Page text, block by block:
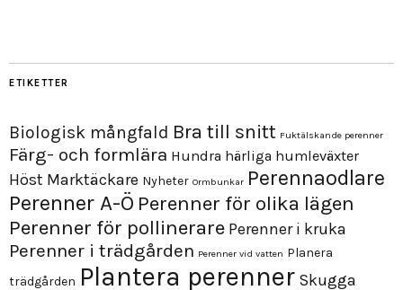
ETIKETTER
Biologisk mångfald Bra till snitt Fuktälskande perenner
Färg- och formlära Hundra härliga humleväxter
Höst Marktäckare Nyheter Ormbunkar Perennaodlare
Perenner A-Ö Perenner för olika lägen
Perenner för pollinerare Perenner i kruka
Perenner i trädgården Perenner vid vatten Planera
trädgården Plantera perenner Skugga